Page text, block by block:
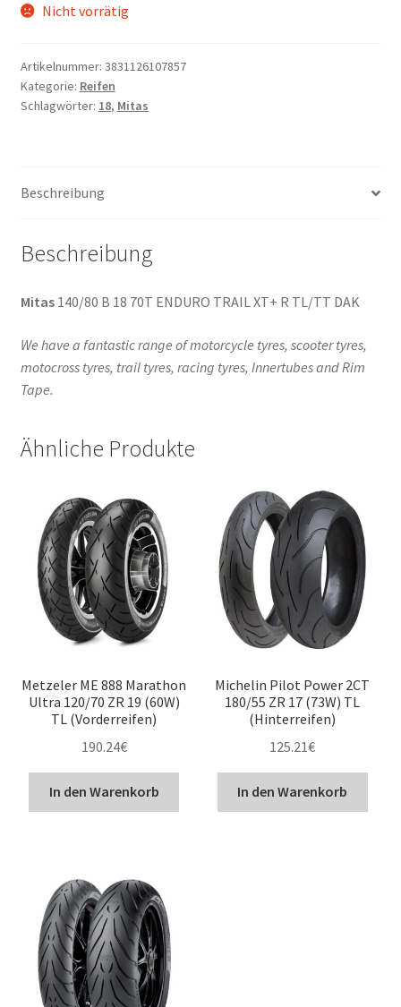
Nicht vorrätig
Artikelnummer: 3831126107857
Kategorie: Reifen
Schlagwörter: 18, Mitas
Beschreibung
Beschreibung
Mitas140/80 B 18 70T ENDURO TRAIL XT+ R TL/TT DAK
We have a fantastic range of motorcycle tyres, scooter tyres,
motocross tyres, trail tyres, racing tyres, Innertubes and Rim
Tape.
Ähnliche Produkte
Metzeler ME 888 Marathon
Ultra 120/70 ZR 19 (60W)
TL (Vorderreifen)
190.24€
In den Warenkorb
Michelin Pilot Power 2CT
180/55 ZR 17 (73W) TL
(Hinterreifen)
125.21€
In den Warenkorb